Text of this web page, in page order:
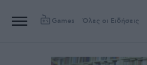
Games Όλες οι Ειδήσεις